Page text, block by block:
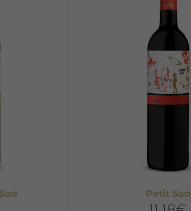
Petit Saó